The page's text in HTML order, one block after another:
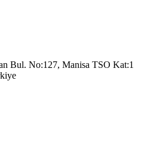
Bul. No:127, Manisa TSO Kat:1